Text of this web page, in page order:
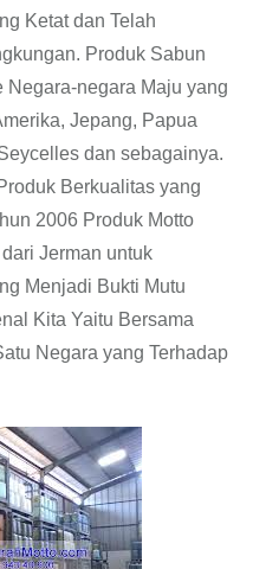
Ketat dan Telah
Produk Sabun
Negara-negara Maju yang
Jepang, Papua
dan sebagainya.
Berkualitas yang
2006 Produk Motto
Jerman untuk
Menjadi Bukti Mutu
Kita Yaitu Bersama
Negara yang Terhadap